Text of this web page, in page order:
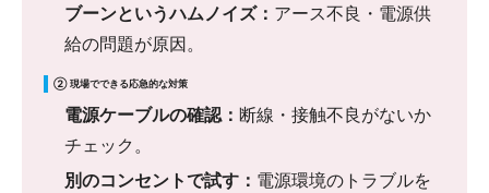
ブーンというハムノイズ： アース不良・電源供
給の問題が原因。
② 現場でできる応急的な対策
電源ケーブルの確認： 断線・接触不良がないか
チェック。
別のコンセントで試す： 電源環境のトラブルを